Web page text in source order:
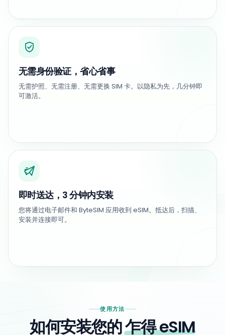
无需身份验证，省心省事
无需护照、无需注册、无需更换 SIM 卡。以隐私为先，几分钟即
可激活。
即时送达，3 分钟内安装
您将通过电子邮件和 ByteSIM 应用收到 eSIM。抵达后，扫描、
安装并连接即可。
使用方法
如何安装您的乍得 eSIM